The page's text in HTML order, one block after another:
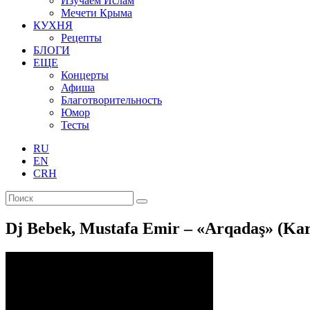
Мечети Крыма
КУХНЯ
Рецепты
БЛОГИ
ЕЩЕ
Концерты
Афиша
Благотворительность
Юмор
Тесты
RU
EN
CRH
Dj Bebek, Mustafa Emir – «Arqadaş»